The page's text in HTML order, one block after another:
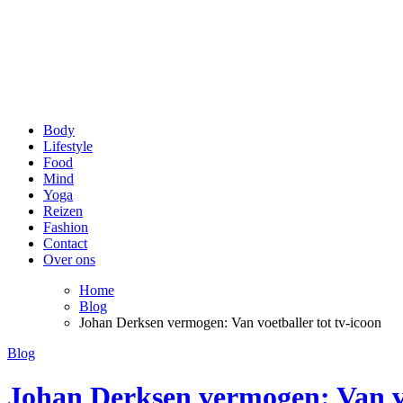
Voor een stralende lach en een fit gevoel!
Body
Lifestyle
Food
Mind
Yoga
Reizen
Fashion
Contact
Over ons
Home
Blog
Johan Derksen vermogen: Van voetballer tot tv-icoon
Blog